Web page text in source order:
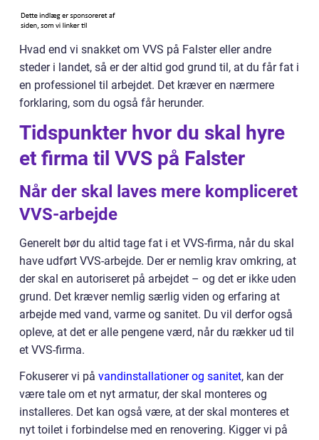
Hvad end vi snakket om VVS på Falster eller andre
steder i landet, så er der altid god grund til, at du får fat i
en professionel til arbejdet. Det kræver en nærmere
forklaring, som du også får herunder.
Tidspunkter hvor du skal hyre
et firma til VVS på Falster
Når der skal laves mere kompliceret
VVS-arbejde
Generelt bør du altid tage fat i et VVS-firma, når du skal
have udført VVS-arbejde. Der er nemlig krav omkring, at
der skal en autoriseret på arbejdet – og det er ikke uden
grund. Det kræver nemlig særlig viden og erfaring at
arbejde med vand, varme og sanitet. Du vil derfor også
opleve, at det er alle pengene værd, når du rækker ud til
et VVS-firma.
Fokuserer vi på vandinstallationer og sanitet, kan der
være tale om et nyt armatur, der skal monteres og
installeres. Det kan også være, at der skal monteres et
nyt toilet i forbindelse med en renovering. Kigger vi på